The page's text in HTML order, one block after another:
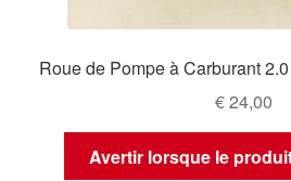
Roue de Pompe à Carburant
€24,00
Avertir lorsque le